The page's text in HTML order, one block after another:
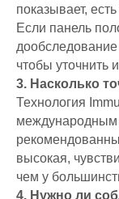
показывает,
Если панель
чтобы уточнить
3. Насколько
Технология
международным
высокая,
чем у
4. Нужно ли